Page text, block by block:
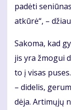
pa­dė­ti
at­kū­rė“, –
Sa­ko­ma, kad
jis yra žmo­gui
to į vi­sas
– di­de­lis,
dė­ja. Ar­ti­mų­jų